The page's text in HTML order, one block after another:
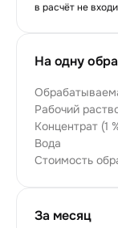
в расчёт не
На одну
Рабочий
Концентрат (1
Вода
Стоимость
За месяц